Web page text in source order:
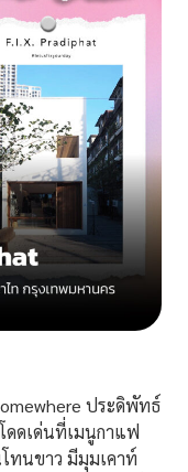
ประดิพัทธ์
ดดเด่นที่เมนูกาแฟ
ทนขาว มีมุมเคาท์